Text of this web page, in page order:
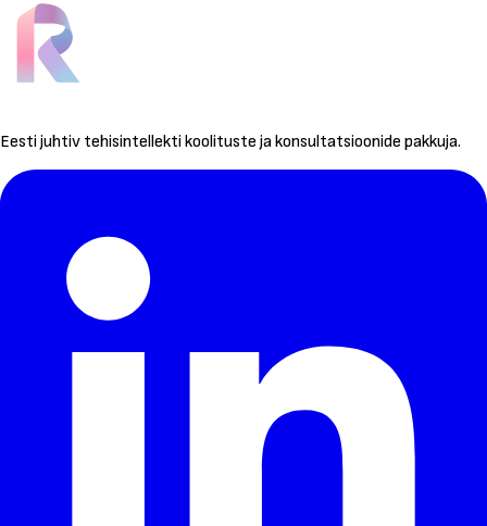
Eesti juhtiv tehisintellekti koolituste ja konsultatsioonide pakkuja.